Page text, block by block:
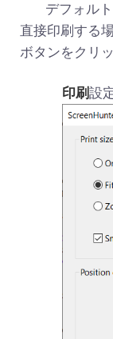
デフォル
直接印刷する
ボタンをクリ
印刷設